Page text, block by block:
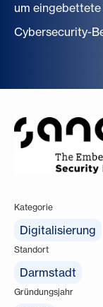
um
Cybersecurity-
Kategorie
Digitalisierung
Standort
Darmstadt
Gründungsjahr